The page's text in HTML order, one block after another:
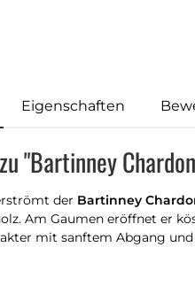
Eigenschaften
"Bartinney
der Bartinney
Am Gaumen eröffnet er
mit sanftem Abgang